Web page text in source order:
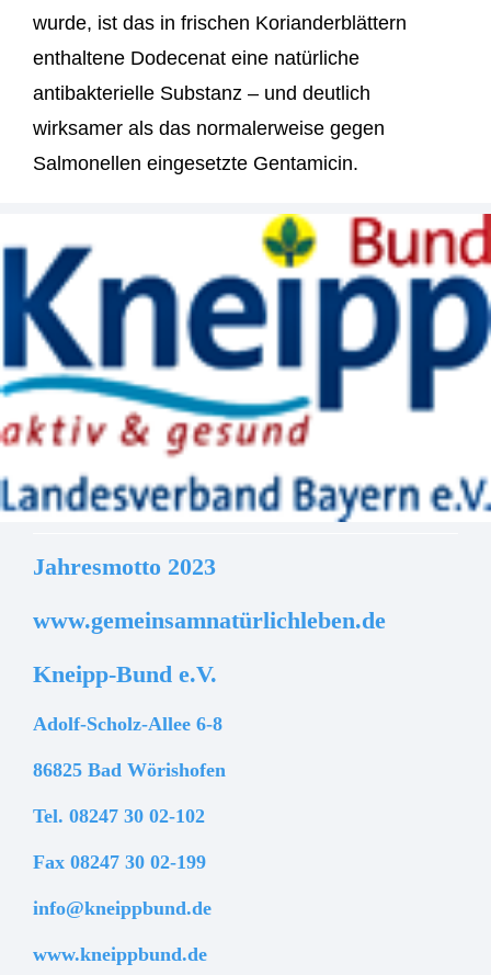
wurde, ist das in frischen Korianderblättern
enthaltene Dodecenat eine natürliche
antibakterielle Substanz – und deutlich
wirksamer als das normalerweise gegen
Salmonellen eingesetzte Gentamicin.
Jahresmotto 2023
www.gemeinsamnatürlichleben.de
Kneipp-Bund e.V.
Adolf-Scholz-Allee 6-8
86825 Bad Wörishofen
Tel. 08247 30 02-102
Fax 08247 30 02-199
info@kneippbund.de
www.kneippbund.de